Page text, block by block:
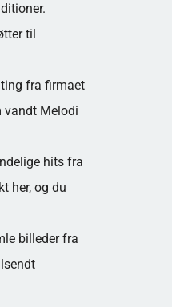
til
fra firmaet
vandt Melodi
hits fra
her, og du
billeder fra